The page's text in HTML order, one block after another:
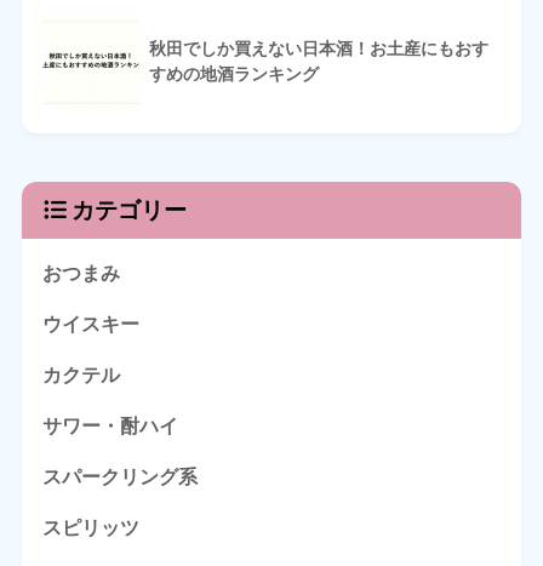
秋田でしか買えない日本酒！お土産にもおす
すめの地酒ランキング
カテゴリー
おつまみ
ウイスキー
カクテル
サワー・酎ハイ
スパークリング系
スピリッツ